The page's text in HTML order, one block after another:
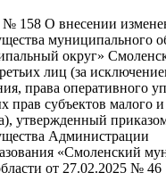
№ 158 О внесении
муниципального
округ»
лиц (за
права оперативного
прав субъектов малого и
утвержденный
Администрации
«Смоленский
от 27.02.2025 № 46